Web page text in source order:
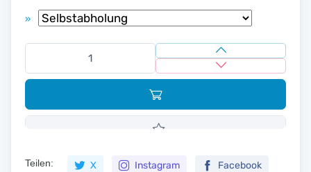
»
Teilen: X Instagram Facebook